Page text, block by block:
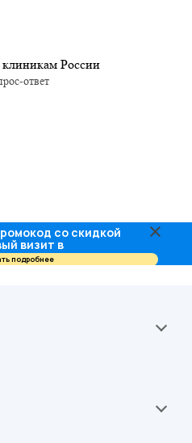
России
ответ
со скидкой
визит в
подробнее